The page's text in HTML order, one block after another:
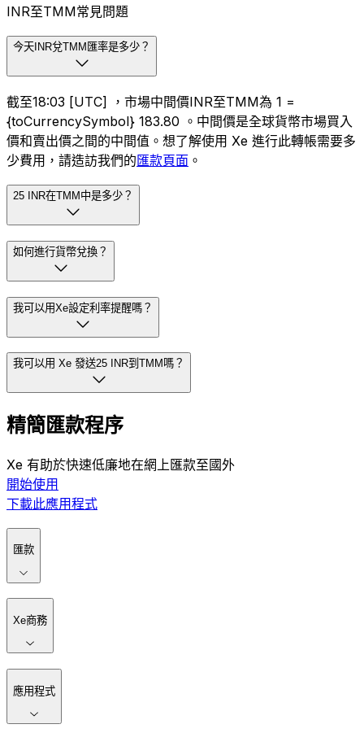
INR至TMM常見問題
今天INR兌TMM匯率是多少？
截至18:03 [UTC] ，市場中間價INR至TMM為₹ 1 =
{toCurrencySymbol} 183.80 。中間價是全球貨幣市場買入
價和賣出價之間的中間值。想了解使用 Xe 進行此轉帳需要多
少費用，請造訪我們的匯款頁面 。
25 INR在TMM中是多少？
如何進行貨幣兌換？
我可以用Xe設定利率提醒嗎？
我可以用 Xe 發送25 INR到TMM嗎？
精簡匯款程序
Xe 有助於快速低廉地在網上匯款至國外
開始使用
下載此應用程式
匯款
Xe商務
應用程式